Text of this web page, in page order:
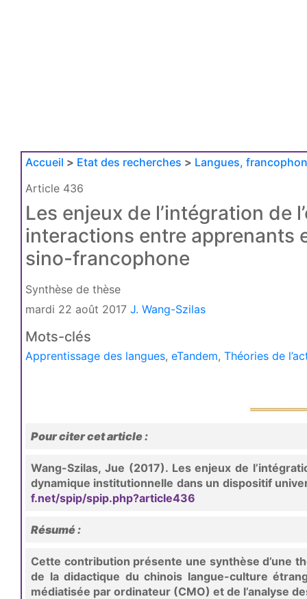
Accueil > Etat des recherches > Langues,
Article 436
Les enjeux de l’intégration de
interactions entre apprenants
sino-francophone
Synthèse de thèse
mardi 22 août 2017 J. Wang-Szilas
Mots-clés
Apprentissage des langues, eTandem, Théories de
Pour citer cet article :
Wang-Szilas, Jue (2017). Les enjeux de
dynamique institutionnelle dans un dispositif
f.net/spip/spip.php?article436
Résumé :
Cette contribution présente une synthèse d’une
de la didactique du chinois langue-culture
médiatisée par ordinateur (CMO) et de l’analyse